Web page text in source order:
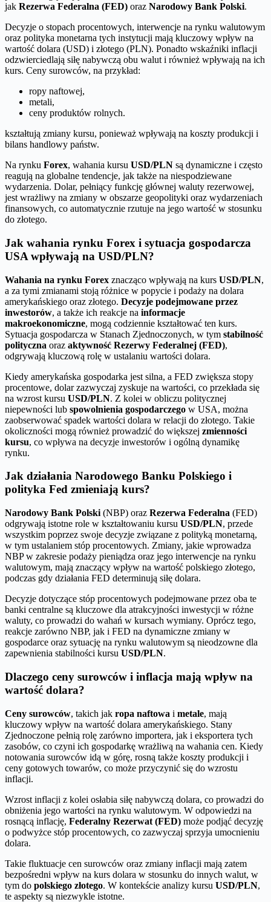
jak Rezerwa Federalna (FED) oraz Narodowy Bank Polski.
Decyzje o stopach procentowych, interwencje na rynku walutowym
oraz polityka monetarna tych instytucji mają kluczowy wpływ na
wartość dolara (USD) i złotego (PLN). Ponadto wskaźniki inflacji
odzwierciedlają siłę nabywczą obu walut i również wpływają na ich
kurs. Ceny surowców, na przykład:
ropy naftowej,
metali,
ceny produktów rolnych.
kształtują zmiany kursu, ponieważ wpływają na koszty produkcji i
bilans handlowy państw.
Na rynku Forex, wahania kursu USD/PLN są dynamiczne i często
reagują na globalne tendencje, jak także na niespodziewane
wydarzenia. Dolar, pełniący funkcję głównej waluty rezerwowej,
jest wrażliwy na zmiany w obszarze geopolityki oraz wydarzeniach
finansowych, co automatycznie rzutuje na jego wartość w stosunku
do złotego.
Jak wahania rynku Forex i sytuacja gospodarcza
USA wpływają na USD/PLN?
Wahania na rynku Forex znacząco wpływają na kurs USD/PLN,
a za tymi zmianami stoją różnice w popycie i podaży na dolara
amerykańskiego oraz złotego. Decyzje podejmowane przez
inwestorów, a także ich reakcje na informacje
makroekonomiczne, mogą codziennie kształtować ten kurs.
Sytuacja gospodarcza w Stanach Zjednoczonych, w tym stabilność
polityczna oraz aktywność Rezerwy Federalnej (FED),
odgrywają kluczową rolę w ustalaniu wartości dolara.
Kiedy amerykańska gospodarka jest silna, a FED zwiększa stopy
procentowe, dolar zazwyczaj zyskuje na wartości, co przekłada się
na wzrost kursu USD/PLN. Z kolei w obliczu politycznej
niepewności lub spowolnienia gospodarczego w USA, można
zaobserwować spadek wartości dolara w relacji do złotego. Takie
okoliczności mogą również prowadzić do większej zmienności
kursu, co wpływa na decyzje inwestorów i ogólną dynamikę
rynku.
Jak działania Narodowego Banku Polskiego i
polityka Fed zmieniają kurs?
Narodowy Bank Polski (NBP) oraz Rezerwa Federalna (FED)
odgrywają istotne role w kształtowaniu kursu USD/PLN, przede
wszystkim poprzez swoje decyzje związane z polityką monetarną,
w tym ustalaniem stóp procentowych. Zmiany, jakie wprowadza
NBP w zakresie podaży pieniądza oraz jego interwencje na rynku
walutowym, mają znaczący wpływ na wartość polskiego złotego,
podczas gdy działania FED determinują siłę dolara.
Decyzje dotyczące stóp procentowych podejmowane przez oba te
banki centralne są kluczowe dla atrakcyjności inwestycji w różne
waluty, co prowadzi do wahań w kursach wymiany. Oprócz tego,
reakcje zarówno NBP, jak i FED na dynamiczne zmiany w
gospodarce oraz sytuację na rynku walutowym są nieodzowne dla
zapewnienia stabilności kursu USD/PLN.
Dlaczego ceny surowców i inflacja mają wpływ na
wartość dolara?
Ceny surowców, takich jak ropa naftowa i metale, mają
kluczowy wpływ na wartość dolara amerykańskiego. Stany
Zjednoczone pełnią rolę zarówno importera, jak i eksportera tych
zasobów, co czyni ich gospodarkę wrażliwą na wahania cen. Kiedy
notowania surowców idą w górę, rosną także koszty produkcji i
ceny gotowych towarów, co może przyczynić się do wzrostu
inflacji.
Wzrost inflacji z kolei osłabia siłę nabywczą dolara, co prowadzi do
obniżenia jego wartości na rynku walutowym. W odpowiedzi na
rosnącą inflację, Federalny Rezerwat (FED) może podjąć decyzję
o podwyżce stóp procentowych, co zazwyczaj sprzyja umocnieniu
dolara.
Takie fluktuacje cen surowców oraz zmiany inflacji mają zatem
bezpośredni wpływ na kurs dolara w stosunku do innych walut, w
tym do polskiego złotego. W kontekście analizy kursu USD/PLN,
te aspekty są niezwykle istotne.